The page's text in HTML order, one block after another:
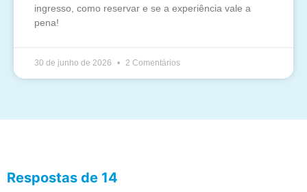
ingresso, como reservar e se a experiência vale a
pena!
30 de junho de 2026 2 Comentários
Respostas de 14